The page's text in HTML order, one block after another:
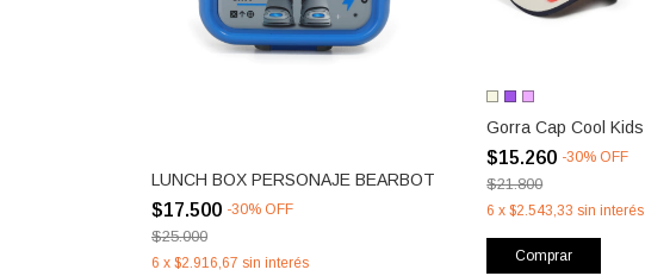
LUNCH BOX PERSONAJE BEARBOT
$17.500 -30% OFF
$25.000
6 x $2.916,67 sin interés
Gorra Cap Cool Kids
$15.260 -30%OFF
$21.800
6 x$2.543,33 sin interés
Comprar